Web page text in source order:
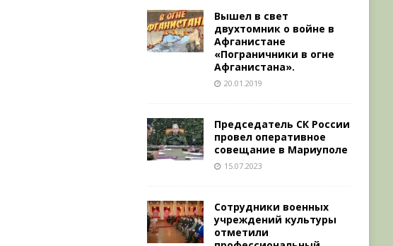
Вышел в свет
двухтомник о войне в
Афганистане
«Пограничники в огне
Афганистана».
20.01.2019
Председатель СК России
провел оперативное
совещание в Мариуполе
15.07.2023
Сотрудники военных
учреждений культуры
отметили